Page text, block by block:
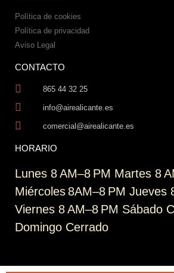
Política de cookies
Política de privacidad
Aviso Legal
CONTACTO
865 44 32 25
info@airealicante.es
comercial@airealicante.es
HORARIO
Lunes 8 AM–8 PM Martes 8
Miércoles 8AM–8 PM Jueves
Viernes 8 AM–8 PM Sábado
Domingo Cerrado